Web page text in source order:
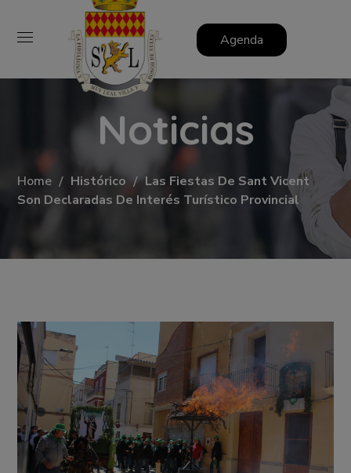
Agenda
Noticias
Home Histórico
Las Fiestas De Sant Vicent
Son Declaradas De Interés Turístico Provincial